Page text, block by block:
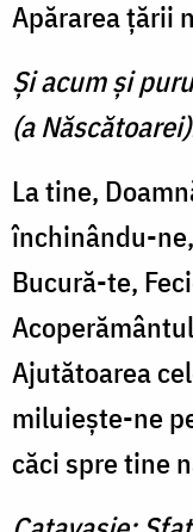
Apărarea ţării
Şi acum şi
(a
La tine,
închinându-
Bucură-te,
Ajutătoarea
miluieşte-ne
căci spre tine